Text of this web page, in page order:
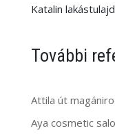
Katalin
További
Attila út
Aya cosmetic